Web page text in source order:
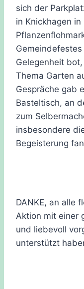
sich der
in Knickhagen
Gelegenheit
Thema Garten
Gespräche gab
Basteltisch, an
zum
insbesondere
Begeisterung
DANKE, an alle
Aktion mit einer
und liebevoll
unterstützt